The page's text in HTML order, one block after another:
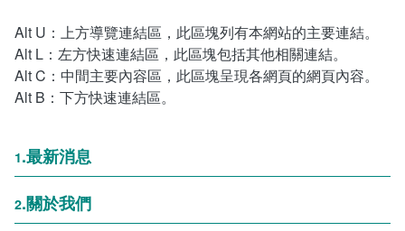
自由軟體清單
統計資訊服務
常見問答
相關連結
Alt U：上方導覽連結區，此區塊列有本網站的主要連結。
Alt L：左方快速連結區，此區塊包括其他相關連結。
Alt C：中間主要內容區，此區塊呈現各網頁的網頁內容。
Alt B：下方快速連結區。
1.最新消息
2.關於我們